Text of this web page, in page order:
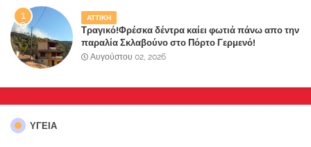
ΑΤΤΙΚΗ
Τραγικό!Φρέσκα δέντρα καίει φωτιά πάνω απο την
παραλία Σκλαβούνο στο Πόρτο Γερμενό!
Αδιαφορία καταγγέλουν οι κάτοικοι - Απειλούνται
Αυγούστου 02, 2026
ΥΓΕΙΑ